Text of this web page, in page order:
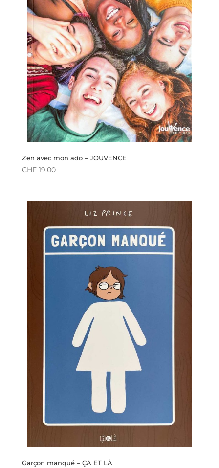
Zen avec mon ado – JOUVENCE
CHF19.00
Garçon manqué – ÇA ET LÀ